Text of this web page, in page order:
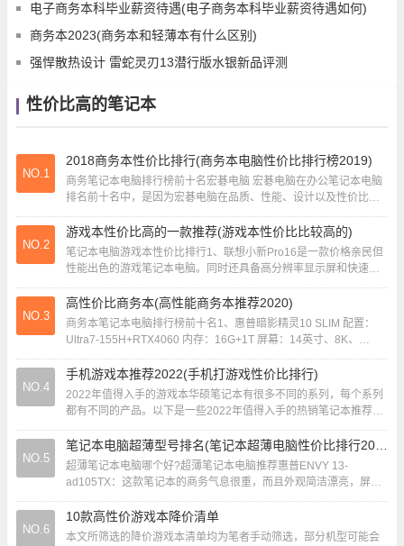
电子商务本科毕业薪资待遇(电子商务本科毕业薪资待遇如何)
商务本2023(商务本和轻薄本有什么区别)
强悍散热设计 雷蛇灵刃13潜行版水银新品评测
性价比高的笔记本
NO.1
2018商务本性价比排行(商务本电脑性价比排行榜2019)
商务笔记本电脑排行榜前十名宏碁电脑 宏碁电脑在办公笔记本电脑
排名前十名中，是因为宏碁电脑在品质、性能、设计以及性价比等
方面表现突出，受到了广大用户的青睐。 苹果...
NO.2
游戏本性价比高的一款推荐(游戏本性价比比较高的)
笔记本电脑游戏本性价比排行1、联想小新Pro16是一款价格亲民但
性能出色的游戏笔记本电脑。同时还具备高分辨率显示屏和快速的
存储设备，它搭载了英特尔的第11代酷睿...
NO.3
高性价比商务本(高性能商务本推荐2020)
商务本笔记本电脑排行榜前十名1、惠普暗影精灵10 SLIM 配置：
Ultra7-155H+RTX4060 内存：16G+1T 屏幕：14英寸、8K、
120Hz ...
NO.4
手机游戏本推荐2022(手机打游戏性价比排行)
2022年值得入手的游戏本华硕笔记本有很多不同的系列，每个系列
都有不同的产品。以下是一些2022年值得入手的热销笔记本推荐：-
轻薄本系列：华硕无双、华硕无畏Pr...
NO.5
笔记本电脑超薄型号排名(笔记本超薄电脑性价比排行2020)
超薄笔记本电脑哪个好?超薄笔记本电脑推荐惠普ENVY 13-
ad105TX：这款笔记本的商务气息很重，而且外观简洁漂亮，屏幕
素质也好，i5-8250U/8G/3...
NO.6
10款高性价游戏本降价清单
本文所筛选的降价游戏本清单均为笔者手动筛选，部分机型可能会